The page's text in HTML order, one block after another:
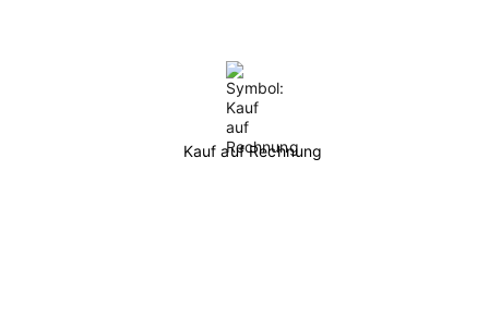
Kauf auf Rechnung